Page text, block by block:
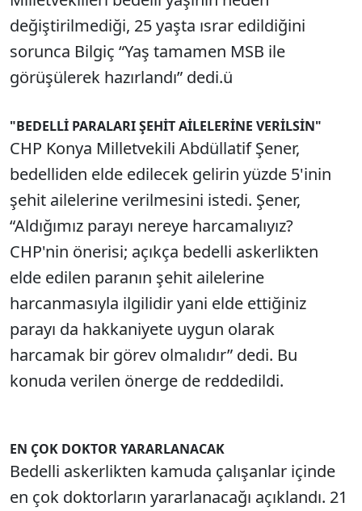
değiştirilmediği, 25 yaşta ısrar edildiğini
sorunca Bilgiç “Yaş tamamen MSB ile
görüşülerek hazırlandı” dedi.ü
"BEDELLİ PARALARI ŞEHİT AİLELERİNE VERİLSİN"
CHP Konya Milletvekili Abdüllatif Şener,
bedelliden elde edilecek gelirin yüzde 5'inin
şehit ailelerine verilmesini istedi. Şener,
“Aldığımız parayı nereye harcamalıyız?
CHP'nin önerisi; açıkça bedelli askerlikten
elde edilen paranın şehit ailelerine
harcanmasıyla ilgilidir yani elde ettiğiniz
parayı da hakkaniyete uygun olarak
harcamak bir görev olmalıdır” dedi. Bu
konuda verilen önerge de reddedildi.
EN ÇOK DOKTOR YARARLANACAK
Bedelli askerlikten kamuda çalışanlar içinde
en çok doktorların yararlanacağı açıklandı. 21